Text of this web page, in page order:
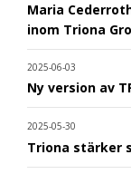
Maria
inom Triona
2025-06-03
Ny version av
2025-05-30
Triona stärker